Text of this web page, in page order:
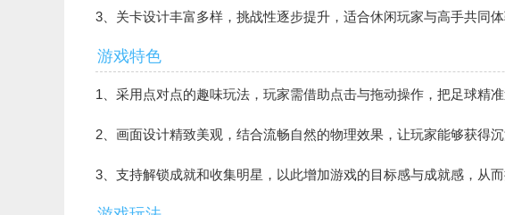
3、关卡设计丰富多样，挑战性逐步提升，适合休闲玩家与高手共同体
游戏特色
1、采用点对点的趣味玩法，玩家需借助点击与拖动操作，把足球精准
2、画面设计精致美观，结合流畅自然的物理效果，让玩家能够获得沉
3、支持解锁成就和收集明星，以此增加游戏的目标感与成就感，从而